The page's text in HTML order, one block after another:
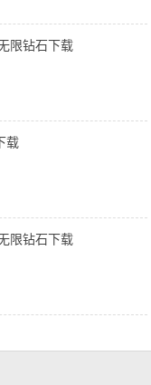
限钻石下载
载
限钻石下载